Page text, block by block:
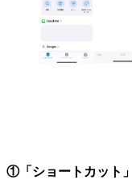
①「ショートカット